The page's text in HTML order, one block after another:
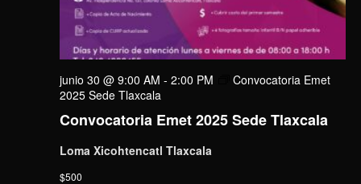
Convocatoria Emet 2025 Sede Tlaxcala
junio 30 @ 9:00 AM - 2:00 PM
Convocatoria Emet
2025 Sede Tlaxcala
Loma Xicohtencatl Tlaxcala
$500